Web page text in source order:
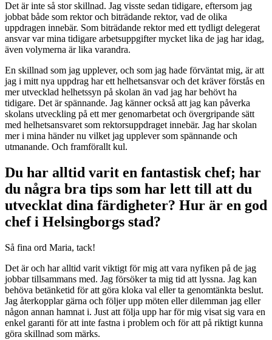
Det är inte så stor skillnad. Jag visste sedan tidigare, eftersom jag
jobbat både som rektor och biträdande rektor, vad de olika
uppdragen innebär. Som biträdande rektor med ett tydligt delegerat
ansvar var mina tidigare arbetsuppgifter mycket lika de jag har idag,
även volymerna är lika varandra.
En skillnad som jag upplever, och som jag hade förväntat mig, är att
jag i mitt nya uppdrag har ett helhetsansvar och det kräver förstås en
mer utvecklad helhetssyn på skolan än vad jag har behövt ha
tidigare. Det är spännande. Jag känner också att jag kan påverka
skolans utveckling på ett mer genomarbetat och övergripande sätt
med helhetsansvaret som rektorsuppdraget innebär. Jag har skolan
mer i mina händer nu vilket jag upplever som spännande och
utmanande. Och framförallt kul.
Du har alltid varit en fantastisk chef; har
du några bra tips som har lett till att du
utvecklat dina färdigheter? Hur är en god
chef i Helsingborgs stad?
Så fina ord Maria, tack!
Det är och har alltid varit viktigt för mig att vara nyfiken på de jag
jobbar tillsammans med. Jag försöker ta mig tid att lyssna. Jag kan
behöva betänketid för att göra kloka val eller ta genomtänkta beslut.
Jag återkopplar gärna och följer upp möten eller dilemman jag eller
någon annan hamnat i. Just att följa upp har för mig visat sig vara en
enkel garanti för att inte fastna i problem och för att på riktigt kunna
göra skillnad som märks.